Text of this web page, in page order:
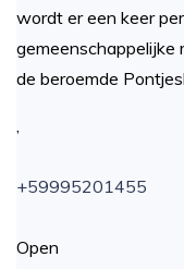
wordt er een keer
gemeenschappelijke
de beroemde
,
+59995201455
Open